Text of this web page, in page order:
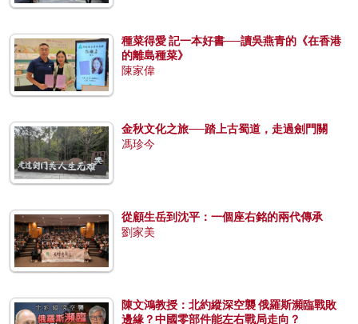
種菜得愛 記一本好書──讀吳燕青的《在香港
的離島種菜》
陳家偉
金秋文化之旅──踏上古蜀道，走過劍門關
馮珍今
從顧生岳到沈平：一個座右銘的兩代傳承
劉家美
陳文鴻教授：北約縱深空襲 俄羅斯瀕臨戰敗
邊緣？中國零部件能左右戰局走向？